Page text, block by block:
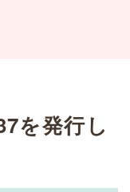
を発行し